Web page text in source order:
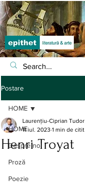
Postare
HOME
Despre noi
Proză
Poezie
HOME
Henri Troyat
Laurențiu-Ciprian Tudor
11 iul. 2023 1 min de citit